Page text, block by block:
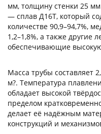
мм, толщину стенки 25
— сплав Д16Т, который
количестве 90,9–94,7%,
1,2–1,8%, а также другие
обеспечивающие
Масса трубы составляет
м?. Температура
обладает высокой
пределом
делает её надёжным
конструкций и